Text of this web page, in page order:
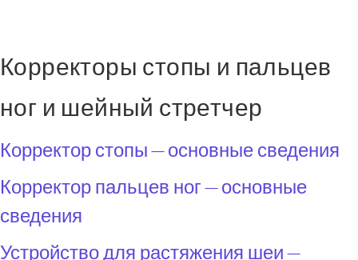
Корректоры стопы и пальцев
ног и шейный стретчер
Корректор стопы — основные сведения
Корректор пальцев ног — основные
сведения
Устройство для растяжения шеи —